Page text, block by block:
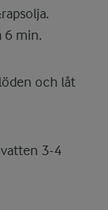
6 min.
och låt
3-4